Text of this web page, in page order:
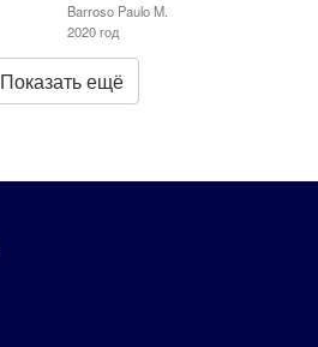
Barroso Paulo M.
2020 год
Показать ещё